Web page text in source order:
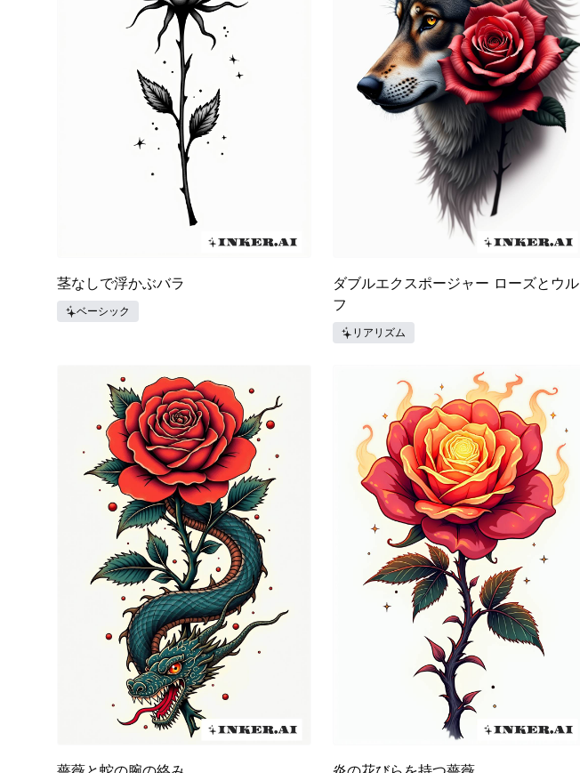
茎なしで浮かぶバラ
ベーシック
ダブルエクスポージャー ローズとウル
フ
リアリズム